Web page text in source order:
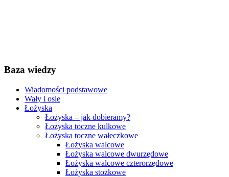
Baza wiedzy
Wiadomości podstawowe
Wały i osie
Łożyska
Łożyska – jak dobieramy?
Łożyska toczne kulkowe
Łożyska toczne wałeczkowe
Łożyska walcowe
Łożyska walcowe dwurzędowe
Łożyska walcowe czterorzędowe
Łożyska stożkowe